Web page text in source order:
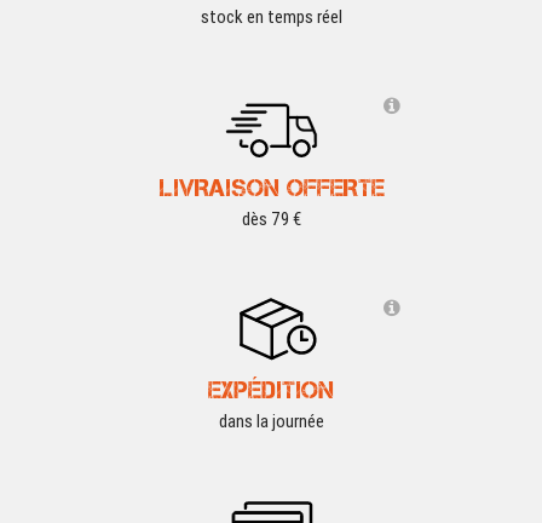
stock en temps réel
LIVRAISON OFFERTE
dès 79 €
EXPÉDITION
dans la journée